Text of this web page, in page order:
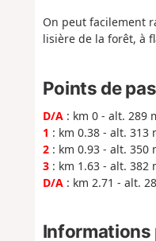
On peut facilement
lisière de la forêt, à
Points de
D/A: km 0 - alt. 289
1 : km 0.38 - alt. 313
2: km 0.93 - alt. 350
3: km 1.63 - alt. 382
D/A: km 2.71 - alt.
Informations